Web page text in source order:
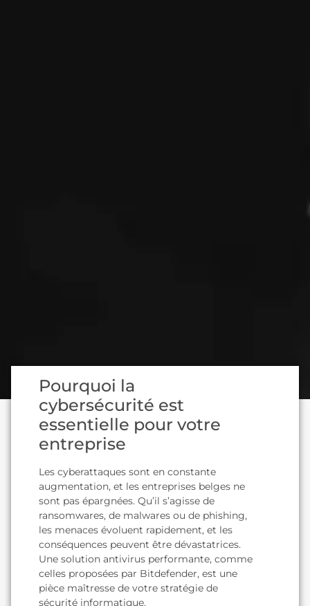
Pourquoi la
cybersécurité est
essentielle pour votre
entreprise
Les cyberattaques sont en constante
augmentation, et les entreprises belges ne
sont pas épargnées. Qu’il s’agisse de
ransomwares, de malwares ou de phishing,
les menaces évoluent rapidement, et les
conséquences peuvent être dévastatrices.
Une solution antivirus performante, comme
celles proposées par Bitdefender, est une
pièce maîtresse de votre stratégie de
sécurité informatique.